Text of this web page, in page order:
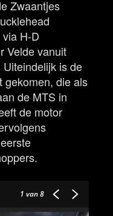
Zwaantjes
H-D
Velde vanuit
is de
gekomen, die als
de MTS in
de motor
1 van 8